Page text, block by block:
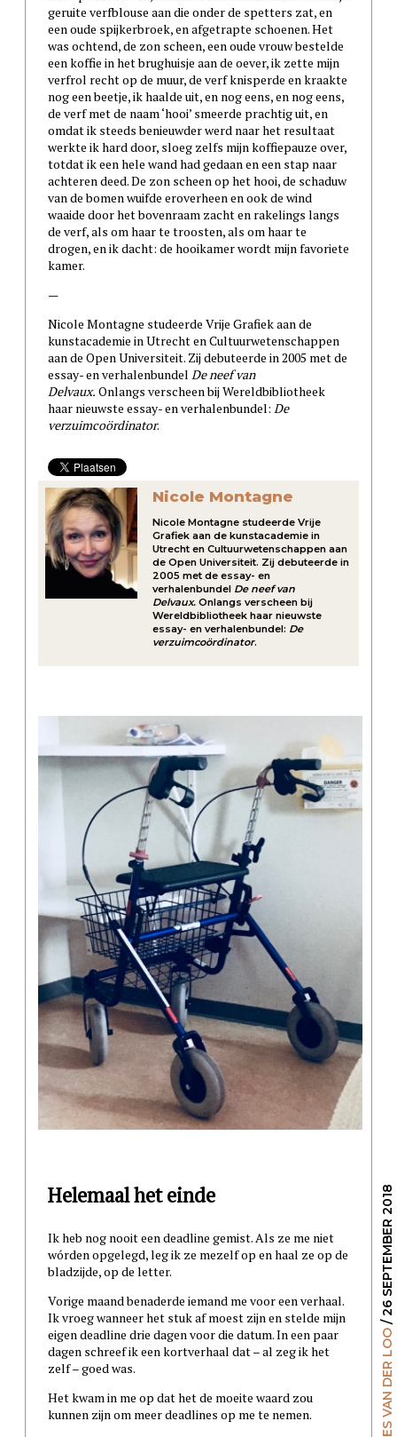
geruite verfblouse aan die onder de spetters zat, en
een oude spijkerbroek, en afgetrapte schoenen. Het
was ochtend, de zon scheen, een oude vrouw bestelde
een koffie in het brughuisje aan de oever, ik zette mijn
verfrol recht op de muur, de verf knisperde en kraakte
nog een beetje, ik haalde uit, en nog eens, en nog eens,
de verf met de naam ‘hooi’ smeerde prachtig uit, en
omdat ik steeds benieuwder werd naar het resultaat
werkte ik hard door, sloeg zelfs mijn koffiepauze over,
totdat ik een hele wand had gedaan en een stap naar
achteren deed. De zon scheen op het hooi, de schaduw
van de bomen wuifde eroverheen en ook de wind
waaide door het bovenraam zacht en rakelings langs
de verf, als om haar te troosten, als om haar te
drogen, en ik dacht: de hooikamer wordt mijn favoriete
kamer.
—
Nicole Montagne studeerde Vrije Grafiek aan de
kunstacademie in Utrecht en Cultuurwetenschappen
aan de Open Universiteit. Zij debuteerde in 2005 met de
essay- en verhalenbundel De neef van
Delvaux. Onlangs verscheen bij Wereldbibliotheek
haar nieuwste essay- en verhalenbundel: De
verzuimcoördinator.
Nicole Montagne
Nicole Montagne studeerde Vrije
Grafiek aan de kunstacademie in
Utrecht en Cultuurwetenschappen aan
de Open Universiteit. Zij debuteerde in
2005 met de essay- en
verhalenbundel De neef van
Delvaux. Onlangs verscheen bij
Wereldbibliotheek haar nieuwste
essay- en verhalenbundel: De
verzuimcoördinator.
GILLES VAN DER LOO
/ 26 SEPTEMBER 2018
Helemaal het einde
Ik heb nog nooit een deadline gemist. Als ze me niet
wórden opgelegd, leg ik ze mezelf op en haal ze op de
bladzijde, op de letter.
Vorige maand benaderde iemand me voor een verhaal.
Ik vroeg wanneer het stuk af moest zijn en stelde mijn
eigen deadline drie dagen voor die datum. In een paar
dagen schreef ik een kortverhaal dat – al zeg ik het
zelf – goed was.
Het kwam in me op dat het de moeite waard zou
kunnen zijn om meer deadlines op me te nemen.